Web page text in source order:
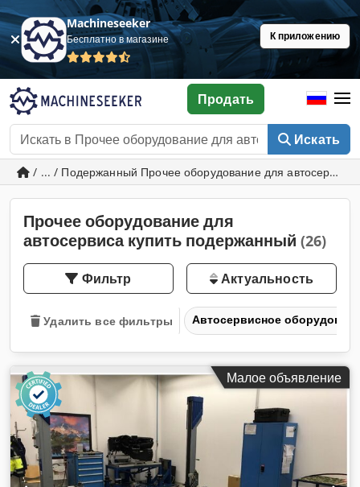
Machineseeker
Бесплатно в магазине К приложению
Искать
Продать
/ ... / Подержанный Прочее оборудование для автосервиса
Прочее оборудование для
автосервиса купить подержанный (26)
Фильтр Актуальность
Удалить все фильтры Автосервисное
Малое объявление